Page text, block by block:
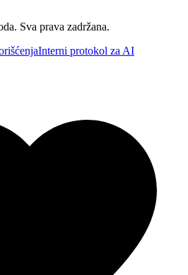
Sva prava zadržana.
Interni protokol za AI